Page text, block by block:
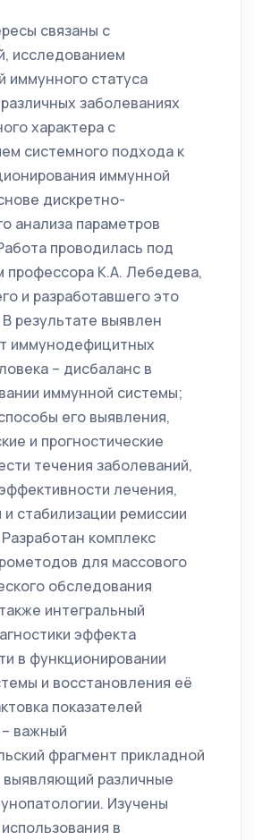
связаны с
исследованием
иммунного статуса
заболеваниях
характера с
системного подхода к
иммунной
дискретно-
анализа параметров
проводилась под
профессора К.А. Лебедева,
и разработавшего это
результате выявлен
иммунодефицитных
– дисбаланс в
иммунной системы;
его выявления,
и прогностические
течения заболеваний,
лечения,
и стабилизации ремиссии
комплекс
для массового
обследования
интегральный
эффекта
в функционировании
и восстановления её
показателей
важный
фрагмент прикладной
выявляющий различные
Изучены
в